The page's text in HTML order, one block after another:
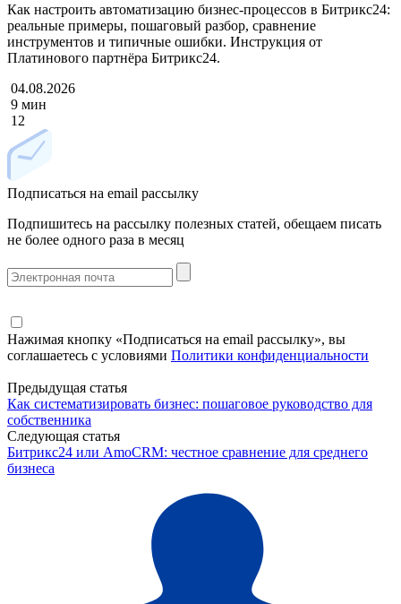
Как настроить автоматизацию бизнес-процессов в Битрикс24:
реальные примеры, пошаговый разбор, сравнение
инструментов и типичные ошибки. Инструкция от
Платинового партнёра Битрикс24.
04.08.2026
9 мин
12
Подписаться на email рассылку
Подпишитесь на рассылку полезных статей, обещаем писать
не более одного раза в месяц
Нажимая кнопку «Подписаться на email рассылку», вы
соглашаетесь с условиями Политики конфиденциальности
Предыдущая статья
Как систематизировать бизнес: пошаговое руководство для
собственника
Следующая статья
Битрикс24 или AmoCRM: честное сравнение для среднего
бизнеса